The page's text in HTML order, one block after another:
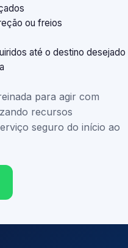
ou freios
até o destino desejado
para agir com
recursos
seguro do início ao